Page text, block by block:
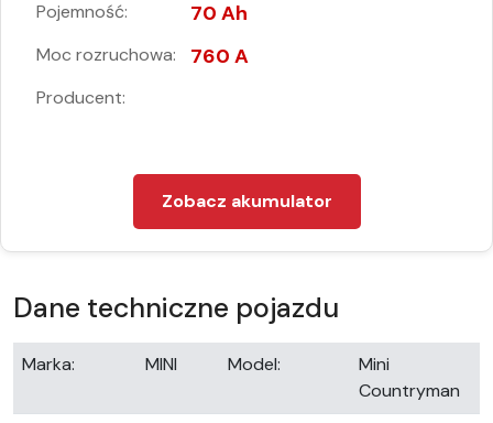
Pojemność: 70 Ah
Moc rozruchowa: 760 A
Producent:
Zobacz akumulator
Dane techniczne pojazdu
Marka: MINI Model:
Mini
Countryman